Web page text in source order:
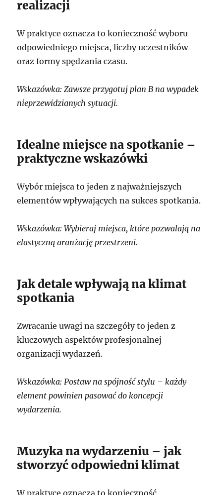
realizacji
W praktyce oznacza to konieczność wyboru
odpowiedniego miejsca, liczby uczestników
oraz formy spędzania czasu.
Wskazówka: Zawsze przygotuj plan B na wypadek
nieprzewidzianych sytuacji.
Idealne miejsce na spotkanie –
praktyczne wskazówki
Wybór miejsca to jeden z najważniejszych
elementów wpływających na sukces spotkania.
Wskazówka: Wybieraj miejsca, które pozwalają na
elastyczną aranżację przestrzeni.
Jak detale wpływają na klimat
spotkania
Zwracanie uwagi na szczegóły to jeden z
kluczowych aspektów profesjonalnej
organizacji wydarzeń.
Wskazówka: Postaw na spójność stylu – każdy
element powinien pasować do koncepcji
wydarzenia.
Muzyka na wydarzeniu – jak
stworzyć odpowiedni klimat
W praktyce oznacza to konieczność